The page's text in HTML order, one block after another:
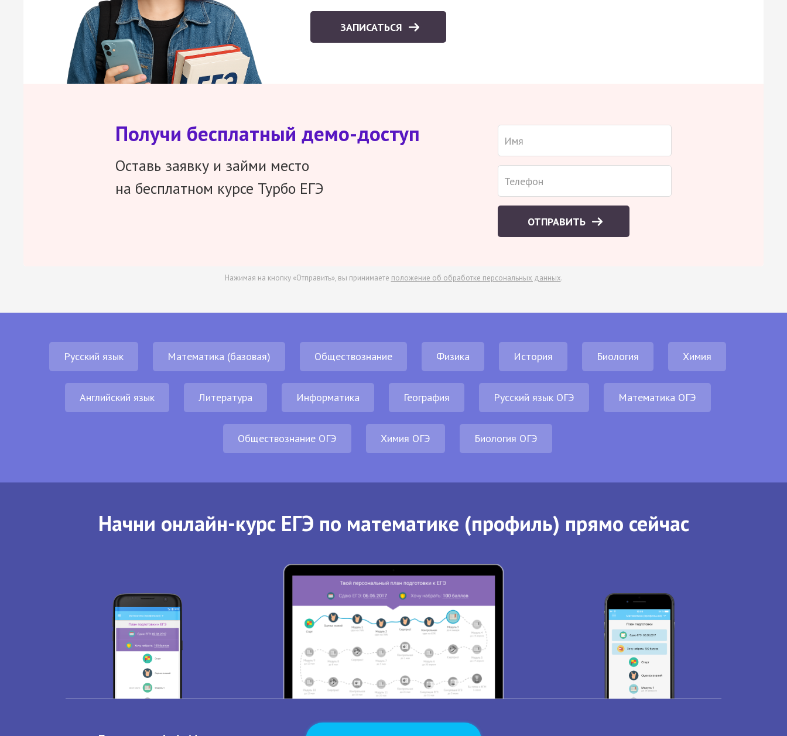
ЗАПИСАТЬСЯ
Получи бесплатный демо-доступ
Оставь заявку и займи место
на бесплатном курсе Турбо ЕГЭ
ОТПРАВИТЬ
Нажимая на кнопку «Отправить», вы принимаете положение об обработке персональных данных.
Русский язык Математика (базовая) Обществознание Физика История Биология Химия
Английский язык Литература Информатика География Русский язык ОГЭ Математика ОГЭ
Обществознание ОГЭ Химия ОГЭ Биология ОГЭ
Начни онлайн-курс ЕГЭ по математике (профиль) прямо сейчас